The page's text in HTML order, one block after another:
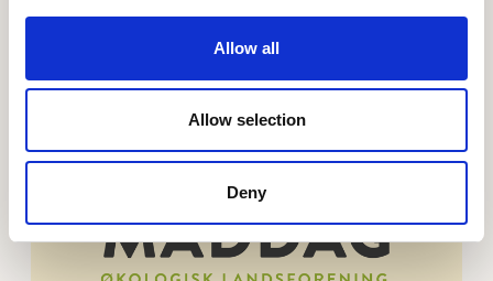
Allow all
Allow selection
Deny
Læs mere om Økomaddag 2026 - Regionshospitalet